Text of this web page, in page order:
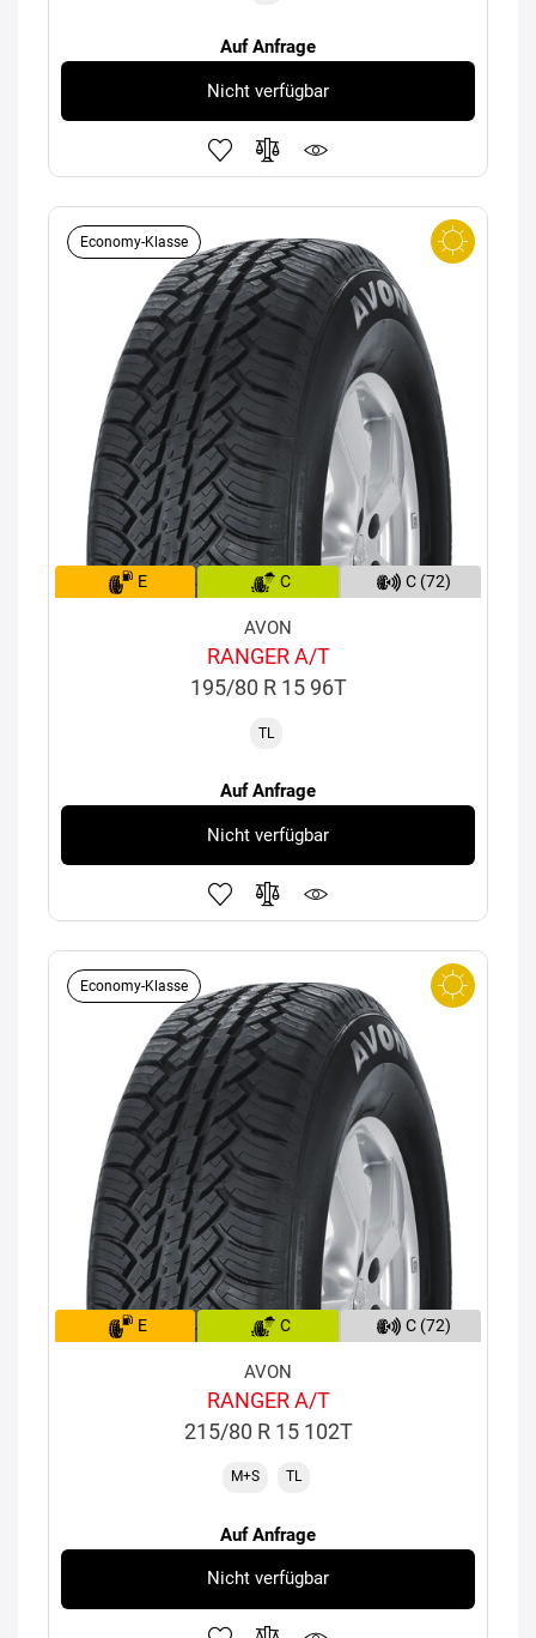
Auf Anfrage
Nicht verfügbar
Economy-Klasse
E C C (72)
AVON
RANGER A/T
195/80 R 15 96T
TL
Auf Anfrage
Nicht verfügbar
Economy-Klasse
E C C (72)
AVON
RANGER A/T
215/80 R 15 102T
M+S TL
Auf Anfrage
Nicht verfügbar